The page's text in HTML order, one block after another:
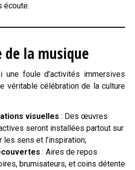
écoute.
de la musique
une foule d’activités immersives
véritable célébration de la culture
visuelles : Des œuvres
seront installées partout sur
sens et l’inspiration;
: Aires de repos
brumisateurs, et coins détente